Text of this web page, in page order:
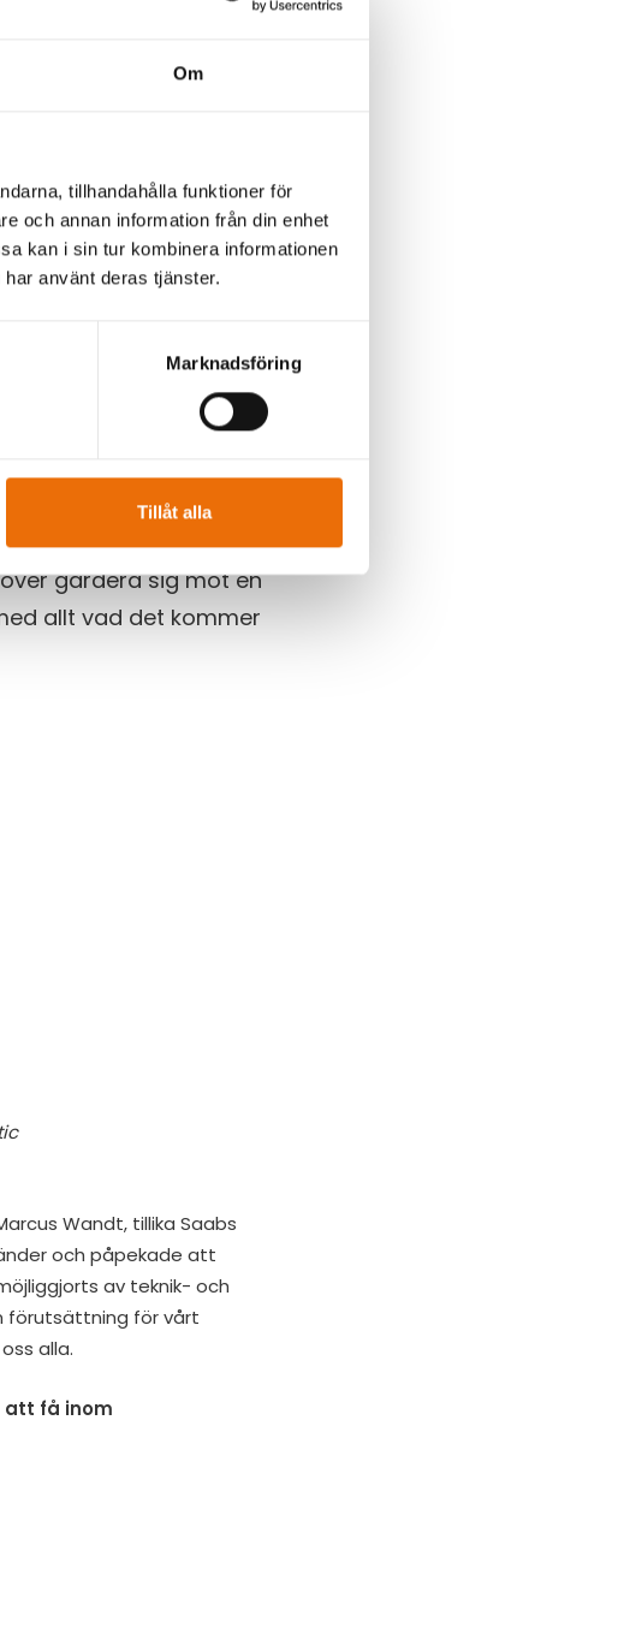
Om
tillhandahålla funktioner för
och annan information från din enhet
kan i sin tur kombinera informationen
använt deras tjänster.
Marknadsföring
Tillåt alla
bilden du ser på en
med är den verkliga
allt viktigare och Karlson
som
och tålamodet att
riskerar vi att agera på
gardera sig mot en
allt vad det kommer
Wandt, tillika Saabs
och påpekade att
av teknik- och
förutsättning för vårt
alla.
att få inom